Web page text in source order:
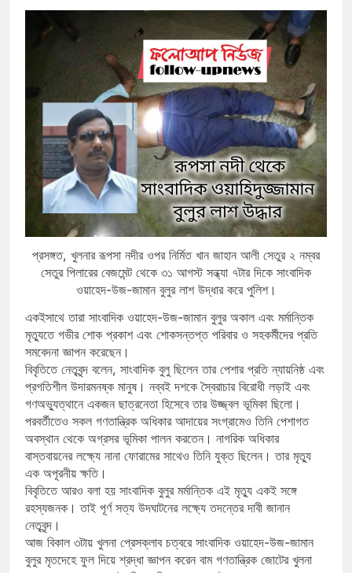
প্রসঙ্গত, খুলনার রূপসা নদীর ওপর নির্মিত খান জাহান আলী সেতুর ২ নম্বর
সেতুর পিলারের বেজমেন্ট থেকে ৩১ আগস্ট সন্ধ্যা ৭টার দিকে সাংবাদিক
ওয়াহেদ-উজ-জামান বুলুর লাশ উদ্ধার করে পুলিশ।
একইসাথে তারা সাংবাদিক ওয়াহেদ-উজ-জামান বুলুর অকাল এবং মর্মান্তিক
মৃত্যুতে গভীর শোক প্রকাশ এবং শোকসন্তপ্ত পরিবার ও সহকর্মীদের প্রতি
সমবেদনা জ্ঞাপন করেছেন।
বিবৃতিতে নেতৃবৃন্দ বলেন, সাংবাদিক বুলু ছিলেন তার পেশার প্রতি ন্যায়নিষ্ঠ এবং
প্রগতিশীল উদারমনষ্ক মানুষ। নব্বই দশকে স্বৈরাচার বিরোধী লড়াই এবং
গণঅভ্যুত্থানে একজন ছাত্রনেতা হিসেবে তার উজ্জ্বল ভূমিকা ছিলো।
পরবর্তীতেও সকল গণতান্ত্রিক অধিকার আদায়ের সংগ্রামেও তিনি পেশাগত
অবস্থান থেকে অগ্রসর ভূমিকা পালন করতেন। নাগরিক অধিকার
বাস্তবায়নের লক্ষ্যে নানা ফোরামের সাথেও তিনি যুক্ত ছিলেন। তার মৃত্যু
এক অপূরনীয় ক্ষতি।
বিবৃতিতে আরও বলা হয় সাংবাদিক বুলুর মর্মান্তিক এই মৃত্যু একই সঙ্গে
রহস্যজনক। তাই পূর্ণ সত্য উদঘাটনের লক্ষ্যে তদন্তের দাবী জানান
নেতৃবৃন্দ।
আজ বিকাল ৩টায় খুলনা প্রেসক্লাব চত্বরে সাংবাদিক ওয়াহেদ-উজ-জামান
বুলুর মৃতদেহে ফুল দিয়ে শ্রদ্ধা জ্ঞাপন করেন বাম গণতান্ত্রিক জোটের খুলনা